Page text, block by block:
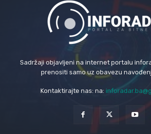
Sadržaji objavljeni na internet portalu
prenositi samo uz obavezu
Kontaktirajte nas: na: